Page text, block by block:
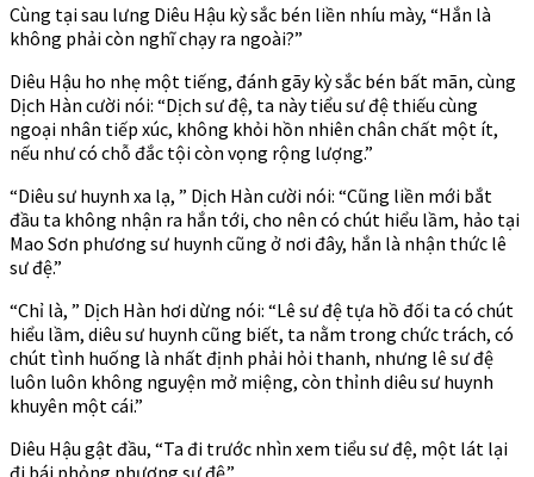
Cùng tại sau lưng Diêu Hậu kỳ sắc bén liền nhíu mày, “Hắn là
không phải còn nghĩ chạy ra ngoài?”
Diêu Hậu ho nhẹ một tiếng, đánh gãy kỳ sắc bén bất mãn, cùng
Dịch Hàn cười nói: “Dịch sư đệ, ta này tiểu sư đệ thiếu cùng
ngoại nhân tiếp xúc, không khỏi hồn nhiên chân chất một ít,
nếu như có chỗ đắc tội còn vọng rộng lượng.”
“Diêu sư huynh xa lạ, ” Dịch Hàn cười nói: “Cũng liền mới bắt
đầu ta không nhận ra hắn tới, cho nên có chút hiểu lầm, hảo tại
Mao Sơn phương sư huynh cũng ở nơi đây, hắn là nhận thức lê
sư đệ.”
“Chỉ là, ” Dịch Hàn hơi dừng nói: “Lê sư đệ tựa hồ đối ta có chút
hiểu lầm, diêu sư huynh cũng biết, ta nằm trong chức trách, có
chút tình huống là nhất định phải hỏi thanh, nhưng lê sư đệ
luôn luôn không nguyện mở miệng, còn thỉnh diêu sư huynh
khuyên một cái.”
Diêu Hậu gật đầu, “Ta đi trước nhìn xem tiểu sư đệ, một lát lại
đi bái phỏng phương sư đệ.”